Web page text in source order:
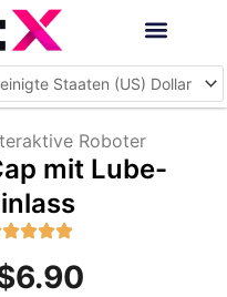
Roboter
mit Lube-
6.90